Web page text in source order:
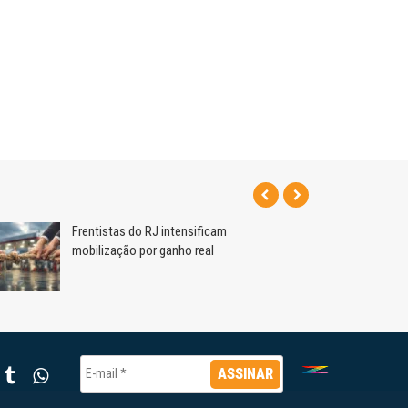
Frentistas do RJ intensificam
mobilização por ganho real